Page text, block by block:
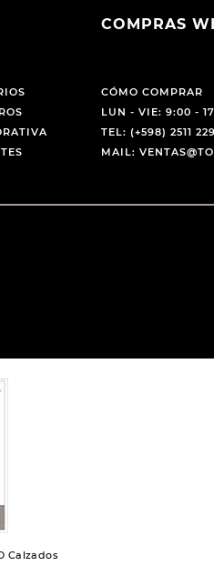
COMPRAS
CÓMO COMPRAR
LUN - VIE: 9:00 -
TEL: (+598) 2511
MAIL:
Calzados